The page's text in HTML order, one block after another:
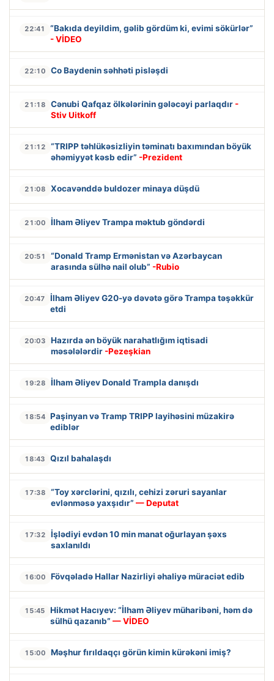
22:41
“Bakıda deyildim, gəlib gördüm ki, evimi sökürlər”
- VİDEO
22:10 Co Baydenin səhhəti pisləşdi
21:18 Cənubi Qafqaz ölkələrinin gələcəyi parlaqdır -
Stiv Uitkoff
21:12
“TRIPP təhlükəsizliyin təminatı baxımından böyük
əhəmiyyət kəsb edir” -Prezident
21:08 Xocavənddə buldozer minaya düşdü
21:00 İlham Əliyev Trampa məktub göndərdi
20:51
“Donald Tramp Ermənistan və Azərbaycan
arasında sülhə nail olub” -Rubio
20:47
İlham Əliyev G20-yə dəvətə görə Trampa təşəkkür
etdi
20:03
Hazırda ən böyük narahatlığım iqtisadi
məsələlərdir -Pezeşkian
19:28 İlham Əliyev Donald Trampla danışdı
18:54 Paşinyan və Tramp TRIPP layihəsini müzakirə
ediblər
18:43 Qızıl bahalaşdı
17:38
“Toy xərclərini, qızılı, cehizi zəruri sayanlar
evlənməsə yaxşıdır” — Deputat
17:32
İşlədiyi evdən 10 min manat oğurlayan şəxs
saxlanıldı
16:00 Fövqəladə Hallar Nazirliyi əhaliyə müraciət edib
15:45
Hikmət Hacıyev: “İlham Əliyev müharibəni, həm də
sülhü qazanıb” — VİDEO
15:00 Məşhur fırıldaqçı görün kimin kürəkəni imiş?